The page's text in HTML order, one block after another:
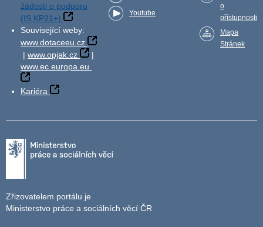
žádosti o podporu
(IS KP21+)
Související weby:
www.dotaceeu.cz
| www.opjak.cz
|
www.ec.europa.eu
Kariéra
Youtube
o
přístupnosti
Mapa
Stránek
Zřizovatelem portálu je
Ministerstvo práce a sociálních věcí ČR